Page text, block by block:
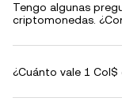
Tengo algunas
criptomonedas.
¿Cuánto vale 1